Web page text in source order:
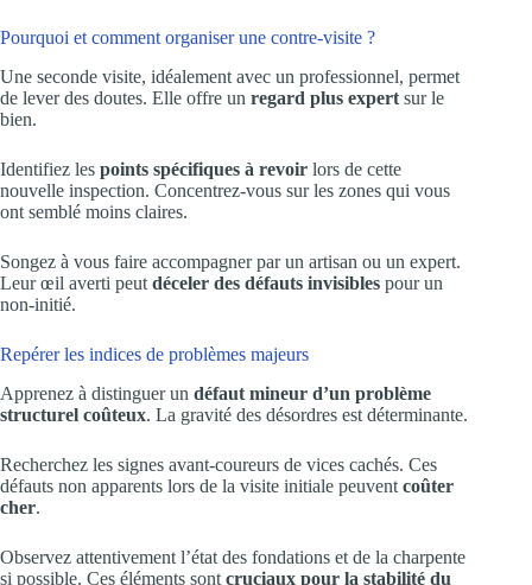
Pourquoi et comment organiser une contre-visite ?
Une seconde visite, idéalement avec un professionnel, permet
de lever des doutes. Elle offre un regard plus expert sur le
bien.
Identifiez les points spécifiques à revoir lors de cette
nouvelle inspection. Concentrez-vous sur les zones qui vous
ont semblé moins claires.
Songez à vous faire accompagner par un artisan ou un expert.
Leur œil averti peut déceler des défauts invisibles pour un
non-initié.
Repérer les indices de problèmes majeurs
Apprenez à distinguer un défaut mineur d’un problème
structurel coûteux. La gravité des désordres est déterminante.
Recherchez les signes avant-coureurs de vices cachés. Ces
défauts non apparents lors de la visite initiale peuvent coûter
cher.
Observez attentivement l’état des fondations et de la charpente
si possible. Ces éléments sont cruciaux pour la stabilité du